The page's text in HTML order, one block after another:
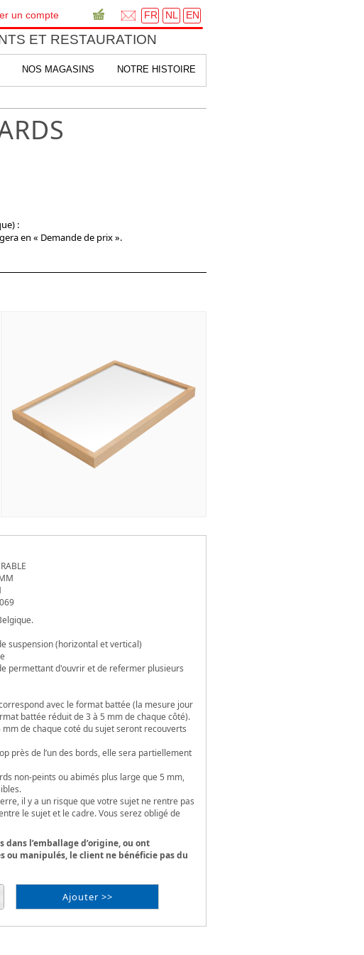
FR NL EN
ET RESTAURATION
un compte
NOS MAGASINS NOTRE HISTOIRE
:
en « Demande de prix ».
suspension (horizontal et vertical)
permettant d'ouvrir et de refermer plusieurs
avec le format battée (la mesure jour
battée réduit de 3 à 5 mm de chaque côté).
mm de chaque coté du sujet seront recouverts
près de l’un des bords, elle sera partiellement
non-peints ou abimés plus large que 5 mm,
il y a un risque que votre sujet ne rentre pas
le sujet et le cadre. Vous serez obligé de
l’emballage d’origine, ou ont
ou manipulés, le client ne bénéficie pas du
Ajouter >>